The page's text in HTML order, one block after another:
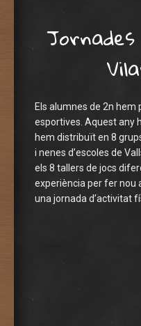
Els alumnes de 2n
esportives. Aquest any
hem distribuït en 8
i nenes d’escoles de
els 8 tallers de jocs
experiència per fer
una jornada d’activitat